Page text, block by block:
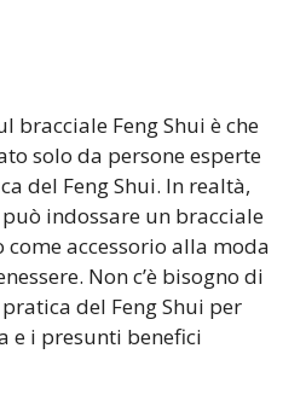
bracciale Feng Shui è che
solo da persone esperte
del Feng Shui. In realtà,
indossare un bracciale
come accessorio alla moda
Non c’è bisogno di
del Feng Shui per
e i presunti benefici